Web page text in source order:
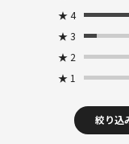
★ 4
★ 3
★ 2
★ 1
絞り込